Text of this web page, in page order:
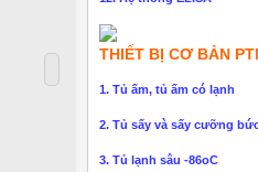
THIẾT BỊ CƠ BẢN
1. Tủ ấm, tủ ấm có lạnh
2. Tủ sấy và sấy cưỡng
3. Tủ lạnh sâu -86oC